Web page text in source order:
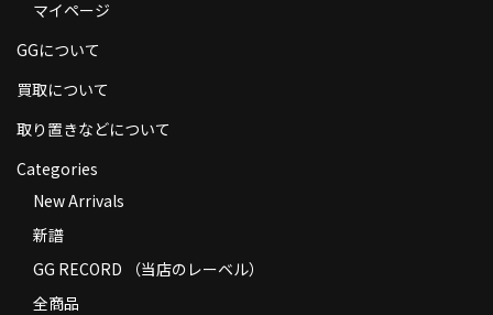
送料
コンディション
Privacy Policy
特定商取引法に基づく表示
マイページ
GGについて
買取について
取り置きなどについて
Categories
New Arrivals
新譜
GG RECORD （当店のレーベル）
全商品